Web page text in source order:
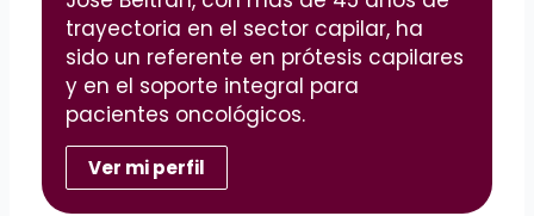
trayectoria en el sector capilar, ha
sido un referente en prótesis capilares
y en el soporte integral para
pacientes oncológicos.
Ver mi perfil